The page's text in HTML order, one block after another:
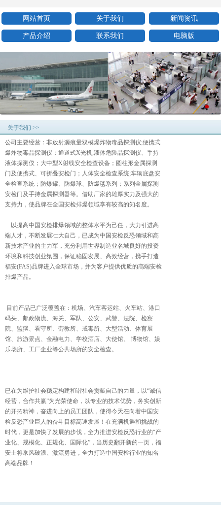
网站首页 关于我们 新闻资讯
产品介绍 联系我们 电脑版
关于我们 >>
公司主要经营：非放射源痕量双模爆炸物毒品探测仪;便携式
爆炸物毒品探测仪；通道式X光机;液体危险品探测仪、手持
液体探测仪；大中型X射线安全检查设备；圆柱形金属探测
门及便携式、可折叠安检门；人体安全检查系统;车辆底盘安
全检查系统；防爆罐、防爆球、防爆毯系列；系列金属探测
安检门及手持金属探测器等。借助厂家的雄厚实力及强大的
支持力，使品牌在全国安检排爆领域享有较高的知名度。
以提高中国安检排爆领域的整体水平为己任，大力引进高
端人才，不断发展壮大自己，已成为中国安检反恐领域和高
新技术产业的主力军，充分利用世界制造业名城良好的投资
环境和科技创业氛围，保证稳固发展、高效经营，携手打造
福安(FAS)品牌进入全球市场，并为客户提供优质的高端安检
排爆产品。
目前产品已广泛覆盖在：机场、汽车客运站、火车站、港口
码头、邮政物流、海关、军队、公安、武警、法院、检察
院、监狱、看守所、劳教所、戒毒所、大型活动、体育展
馆、旅游景点、金融电力、学校酒店、大使馆、 博物馆、娱
乐场所、工厂企业等公共场所的安全检查。
已在为维护社会稳定构建和谐社会贡献自己的力量，以“诚信
经营，合作共赢”为光荣使命，以专业的技术优势，务实创新
的开拓精神，奋进向上的员工团队，使得今天在向着中国安
检反恐产业巨人的奋斗目标高速发展！在充满机遇和挑战的
时代，更是加快了发展的步伐，全力推进安检反恐行业的“产
业化、规模化、正规化、国际化”，当历史翻开新的一页，福
安士将乘风破浪、激流勇进，全力打造中国安检行业的知名
高端品牌！